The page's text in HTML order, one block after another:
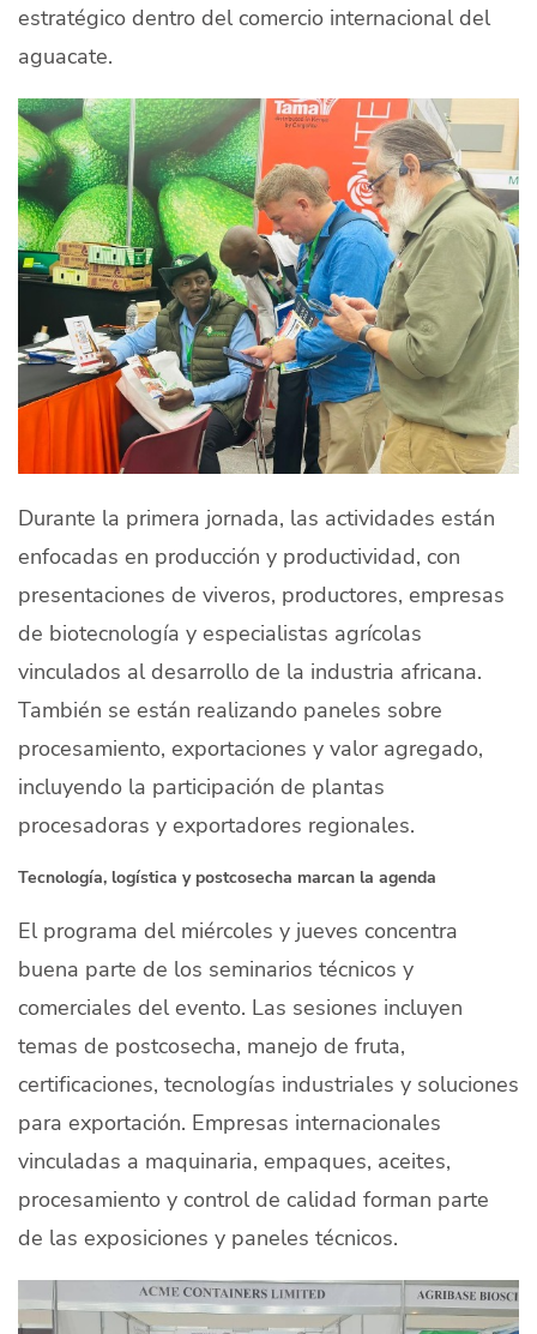
estratégico dentro del comercio internacional del
aguacate.
Durante la primera jornada, las actividades están
enfocadas en producción y productividad, con
presentaciones de viveros, productores, empresas
de biotecnología y especialistas agrícolas
vinculados al desarrollo de la industria africana.
También se están realizando paneles sobre
procesamiento, exportaciones y valor agregado,
incluyendo la participación de plantas
procesadoras y exportadores regionales.
Tecnología, logística y postcosecha marcan la agenda
El programa del miércoles y jueves concentra
buena parte de los seminarios técnicos y
comerciales del evento. Las sesiones incluyen
temas de postcosecha, manejo de fruta,
certificaciones, tecnologías industriales y soluciones
para exportación. Empresas internacionales
vinculadas a maquinaria, empaques, aceites,
procesamiento y control de calidad forman parte
de las exposiciones y paneles técnicos.